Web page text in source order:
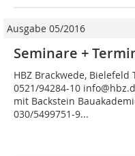
Ausgabe 05/2016
Seminare +
HBZ Brackwede, Bielefeld
0521/94284-10
mit Backstein
030/5499751-9...